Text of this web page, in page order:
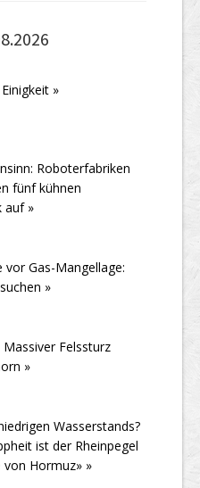
»
Roboterfabriken
fünf kühnen
auf »
vor Gas-Mangellage:
»
Felssturz
»
Wasserstands?
ist der Rheinpegel
von Hormuz» »